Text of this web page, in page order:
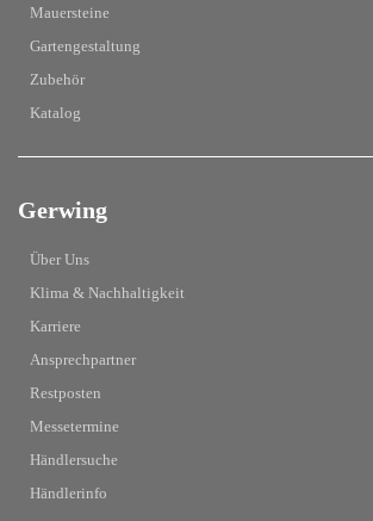
Mauersteine
Gartengestaltung
Zubehör
Katalog
Gerwing
Über Uns
Klima & Nachhaltigkeit
Karriere
Ansprechpartner
Restposten
Messetermine
Händlersuche
Händlerinfo